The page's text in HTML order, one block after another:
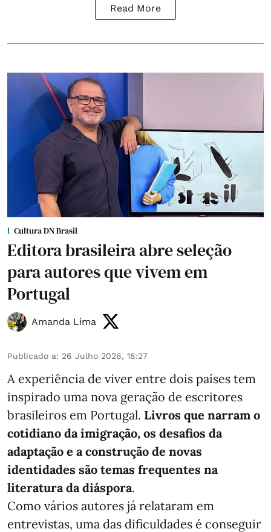
Read More
Cultura DN Brasil
Editora brasileira abre seleção
para autores que vivem em
Portugal
Amanda Lima
Publicado a: 26 Julho 2026, 18:27
A experiência de viver entre dois países tem
inspirado uma nova geração de escritores
brasileiros em Portugal. Livros que narram o
cotidiano da imigração, os desafios da
adaptação e a construção de novas
identidades são temas frequentes na
literatura da diáspora.
Como vários autores já relataram em
entrevistas, uma das dificuldades é conseguir